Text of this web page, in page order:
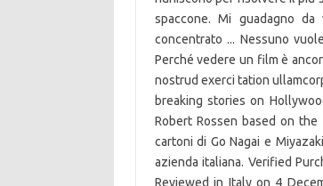
spaccone. Mi guadagno da
concentrato ... Nessuno
Perché vedere un film è
nostrud exerci tation
breaking stories on
Robert Rossen based on
cartoni di Go Nagai e
azienda italiana. Verified
Reviewed in Italy on 4